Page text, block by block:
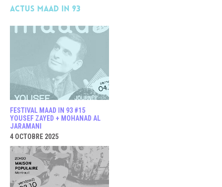
Actus MAAD in 93
FESTIVAL MAAD IN 93 #15
YOUSEF ZAYED + MOHANAD AL
JARAMANI
4 OCTOBRE 2025